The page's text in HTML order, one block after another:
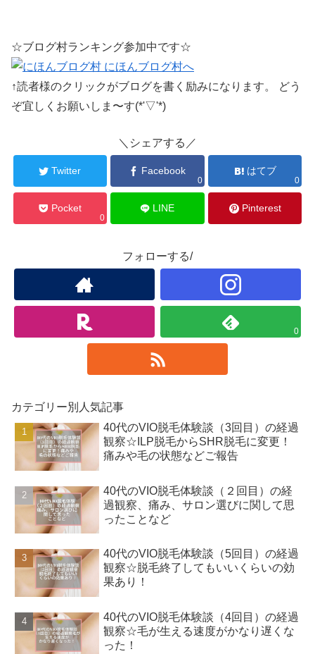
☆ブログ村ランキング参加中です☆
↑読者様のクリックがブログを書く励みになります。 どう
ぞ宜しくお願いしま〜す(*'▽'*)
＼シェアする／
Twitter Facebook
0
はてブ
0
Pocket
0
LINE Pinterest
フォローする/
0
カテゴリー別人気記事
40代のVIO脱毛体験談（3回目）の経過
観察☆ILP脱毛からSHR脱毛に変更！
痛みや毛の状態などご報告
40代のVIO脱毛体験談（２回目）の経
過観察、痛み、サロン選びに関して思
ったことなど
40代のVIO脱毛体験談（5回目）の経過
観察☆脱毛終了してもいいくらいの効
果あり！
40代のVIO脱毛体験談（4回目）の経過
観察☆毛が生える速度がかなり遅くな
った！